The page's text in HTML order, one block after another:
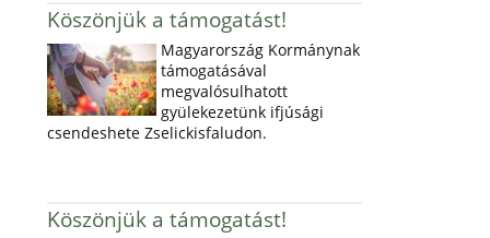
Köszönjük a támogatást!
Magyarország Kormánynak
támogatásával
megvalósulhatott
gyülekezetünk ifjúsági
csendeshete Zselickisfaludon.
Köszönjük a támogatást!